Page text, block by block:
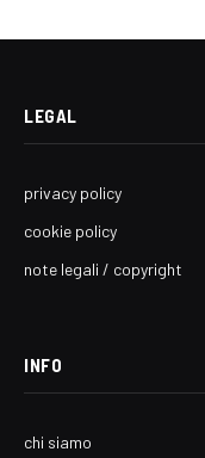
LEGAL
privacy policy
cookie policy
note legali / copyright
INFO
chi siamo